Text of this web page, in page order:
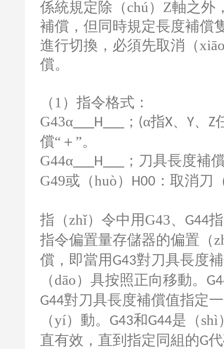
係統規定除（chú） Z軸之外
補償，但同時規定長度補償
進行切換，必須先取消（
償。
（1 ）指令格式：
G43α ___H___ ； (α指X、 Y、 Z
償“＋”。
G44α ___H___
；刀具長度補
G49或（huò） H00 ：取消刀
指（zhǐ）令中用G43、 G44
指令偏置量存儲器的偏置（
償，即當用 G43對刀具長度
（dāo）具按照正向移動。
G44對刀具長度補償值指定
（yí）動。 G43和G44是（shì
直有效，直到指定同組的G